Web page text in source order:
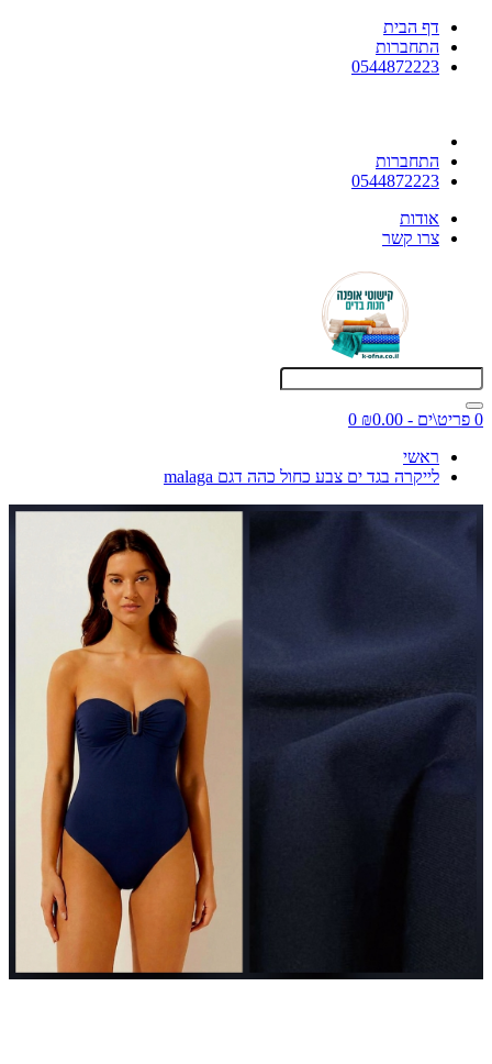
דף הבית
התחברות
0544872223
התחברות
0544872223
אודות
צרו קשר
0 פריט\ים - ₪0.00
0
ראשי
לייקרה בגד ים צבע כחול כהה דגם malaga